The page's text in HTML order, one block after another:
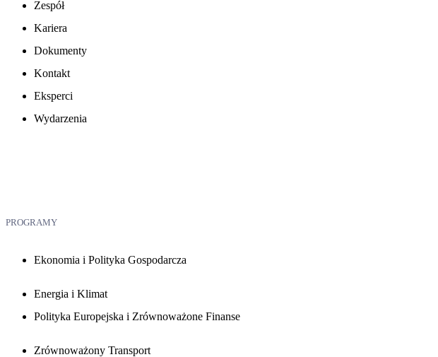
Zespół
Kariera
Dokumenty
Kontakt
Eksperci
Wydarzenia
PROGRAMY
Ekonomia i Polityka Gospodarcza
Energia i Klimat
Polityka Europejska i Zrównoważone Finanse
Zrównoważony Transport